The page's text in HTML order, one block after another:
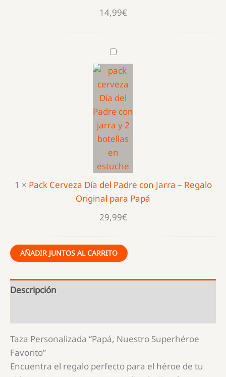
14,99€
Pack
Cerveza
del
Jarra
Regalo
Original
para
Papá
1 × Pack Cerveza Día del Padre con Jarra – Regalo
Original para Papá
29,99€
AÑADIR JUNTOS AL CARRITO
Descripción
Taza Personalizada “Papá, Nuestro Superhéroe
Favorito”
Encuentra el regalo perfecto para el héroe de tu